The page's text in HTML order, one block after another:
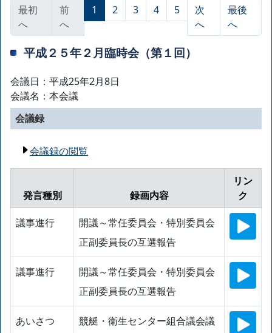
最初
へ
前
へ
1 2 3 4 5
次
へ
最後
へ
平成２５年２月臨時会（第１回）
会議日：平成25年2月8日
会議名：本会議
会議録
会議録の閲覧
発言種別 録画内容
リン
ク
議事進行
開議～常任委員会・特別委員会
正副委員長の互選報告
議事進行
開議～常任委員会・特別委員会
正副委員長の互選報告
あいさつ
競艇・衛生センター組合議会議